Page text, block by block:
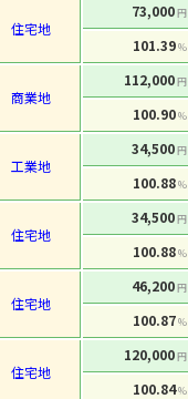
住宅地
73,000円
101.39%
商業地
112,000円
100.90%
工業地
34,500円
100.88%
住宅地
34,500円
100.88%
住宅地
46,200円
100.87%
住宅地
120,000円
100.84%